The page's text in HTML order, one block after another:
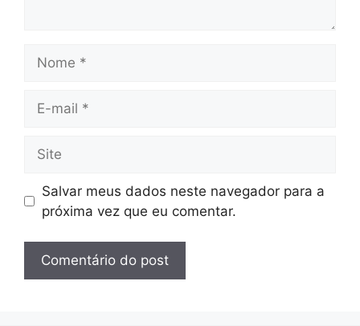
mail
Salvar meus dados neste navegador para a
próxima vez que eu comentar.